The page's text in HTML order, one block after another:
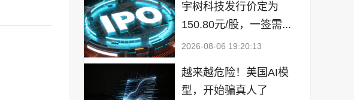
宇树科技发行价定为
150.80元/股，一签需...
2026-08-06 19:20:13
越来越危险！美国AI模
型，开始骗真人了